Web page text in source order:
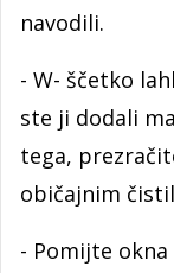
navodili.
- W- ščetko
ste ji dodali
tega,
običajnim
- Pomijte